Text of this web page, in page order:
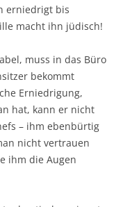
erniedrigt bis
macht ihn jüdisch!
muss in das Büro
bekommt
Erniedrigung,
hat, kann er nicht
– ihm ebenbürtig
nicht vertrauen
ihm die Augen